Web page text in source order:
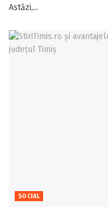
Astăzi,...
SOCIAL